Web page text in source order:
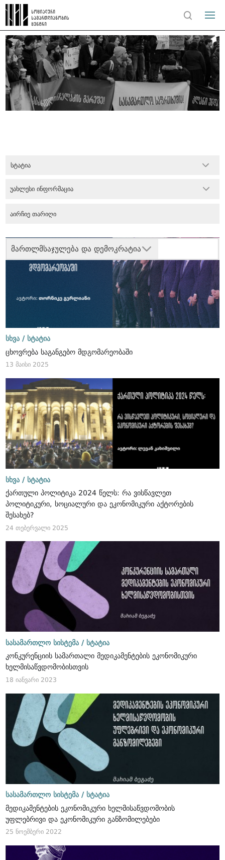
სტატია
მართლმსაჯულება და დემოკრატია
უახლესი ინფორმაცია
სხვა / სტატია
ცხოვრება საგანგებო მდგომარეობაში
13 მაისი 2025
სხვა / სტატია
ქართული პოლიტიკა 2024 წელს: რა ვისწავლეთ
პოლიტიკური, სოციალური და ეკონომიკური აქტორების
შესახებ?
24 თებერვალი 2025
სასამართლო სისტემა / სტატია
კონკურენციის სამართალი მედიკამენტების ეკონომიკური
ხელმისაწვდომობისთვის
18 იანვარი 2023
სასამართლო სისტემა / სტატია
მედიკამენტების ეკონომიკური ხელმისაწვდომობის
უფლებრივი და ეკონომიკური განზომილებები
25 ნოემბერი 2022